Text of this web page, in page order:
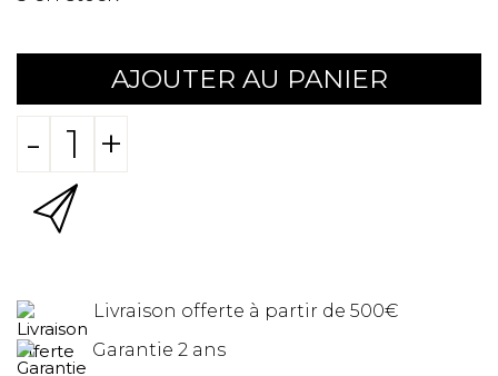
AJOUTER AU PANIER
- +
Livraison offerte à partir de 500€
Garantie 2 ans